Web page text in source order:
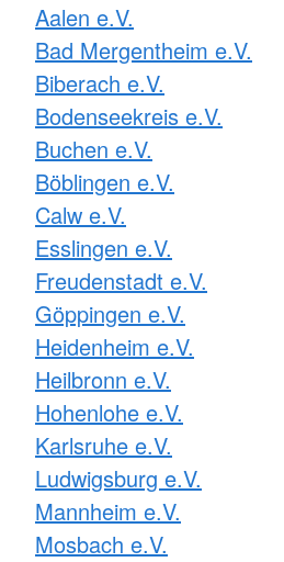
Aalen e.V.
Bad Mergentheim e.V.
Biberach e.V.
Bodenseekreis e.V.
Buchen e.V.
Böblingen e.V.
Calw e.V.
Esslingen e.V.
Freudenstadt e.V.
Göppingen e.V.
Heidenheim e.V.
Heilbronn e.V.
Hohenlohe e.V.
Karlsruhe e.V.
Ludwigsburg e.V.
Mannheim e.V.
Mosbach e.V.